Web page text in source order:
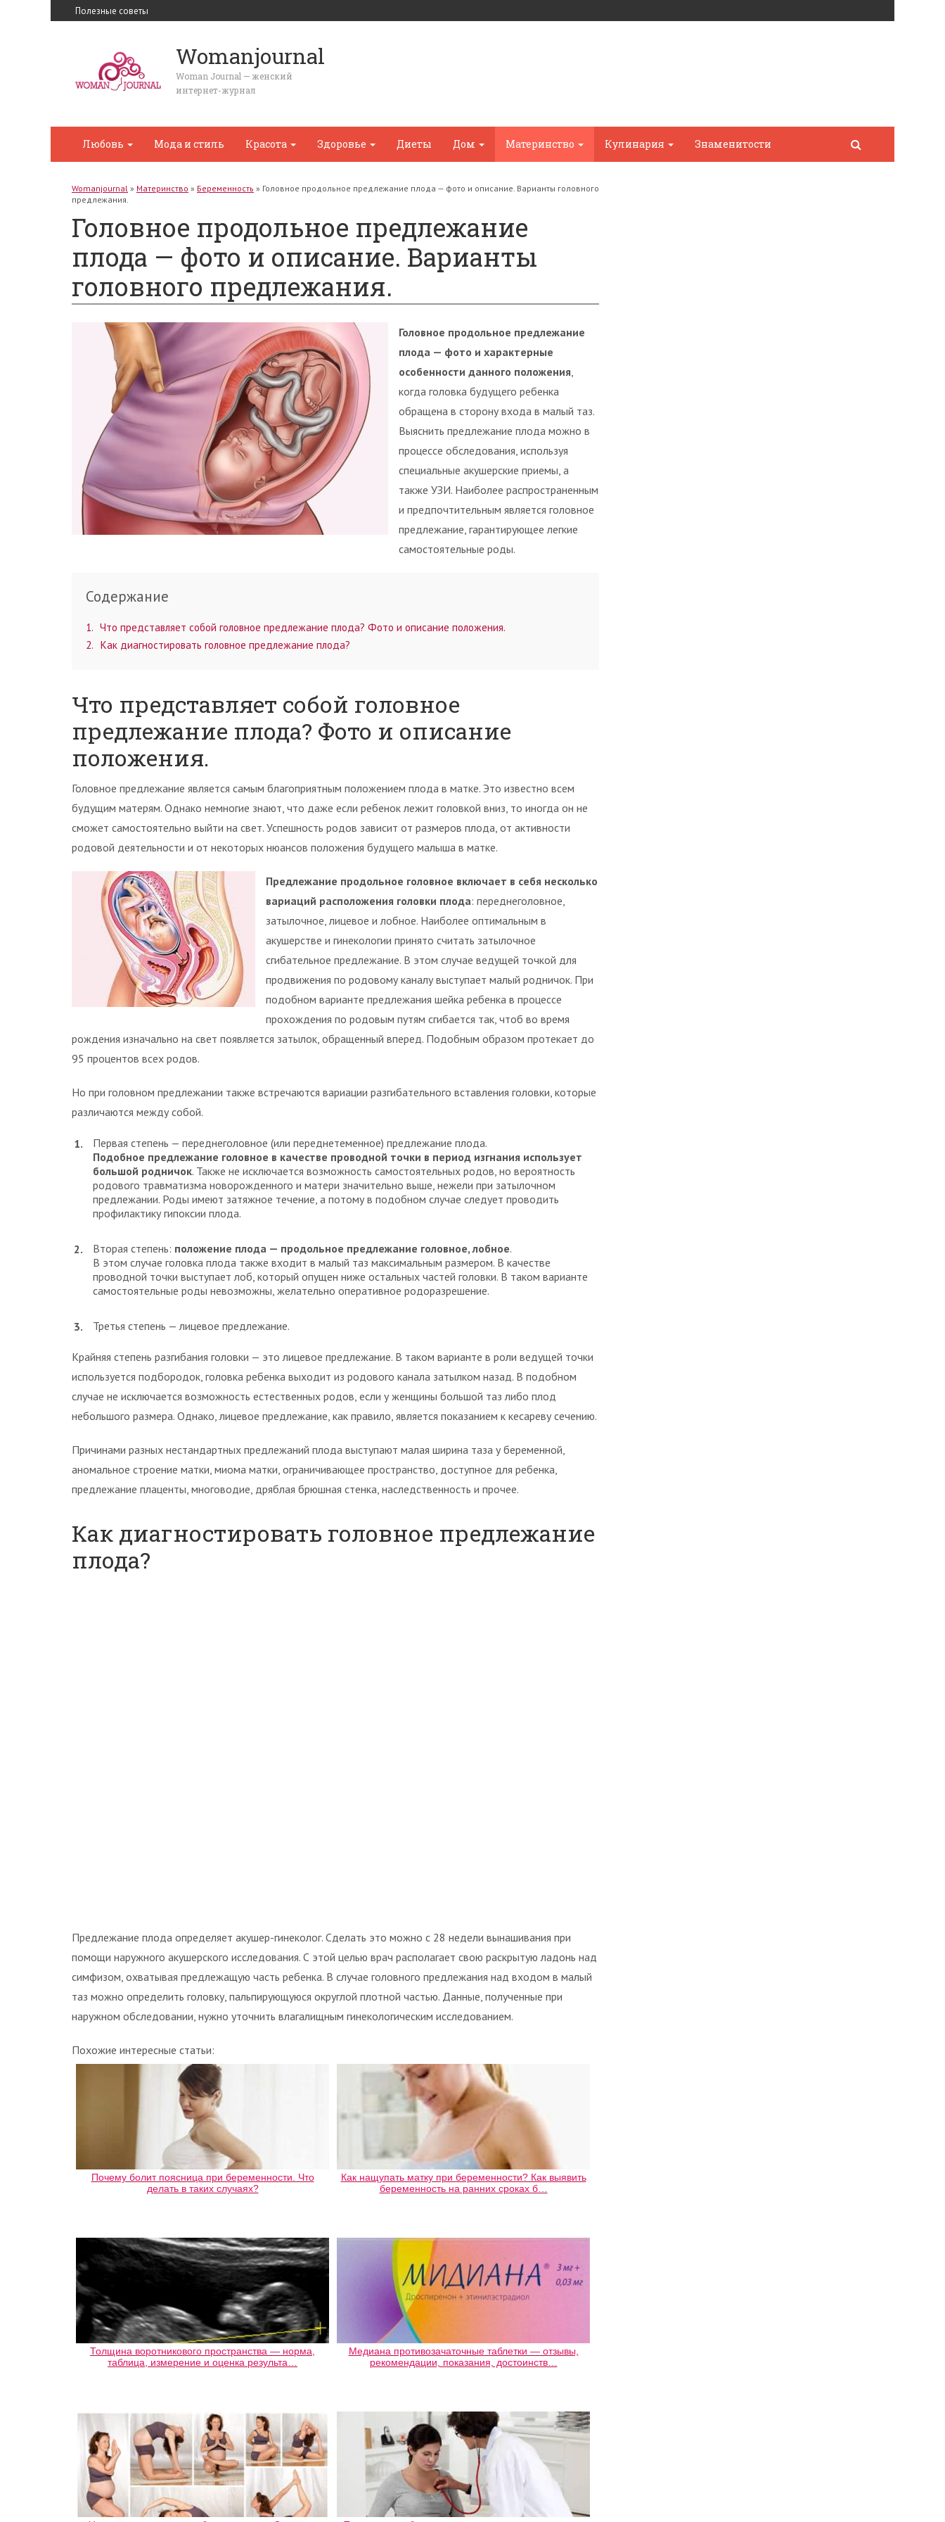
Полезные советы
Womanjournal
Woman Journal — женский
интернет-журнал
Любовь Мода и стиль Красота Здоровье Диеты Дом Материнство Кулинария Знаменитости
Womanjournal » Материнство » Беременность » Головное продольное предлежание плода — фото и описание. Варианты головного
предлежания.
Головное продольное предлежание
плода — фото и описание. Варианты
головного предлежания.
Головное продольное предлежание
плода — фото и характерные
особенности данного положения,
когда головка будущего ребенка
обращена в сторону входа в малый таз.
Выяснить предлежание плода можно в
процессе обследования, используя
специальные акушерские приемы, а
также УЗИ. Наиболее распространенным
и предпочтительным является головное
предлежание, гарантирующее легкие
самостоятельные роды.
Содержание
1
Что представляет собой головное предлежание плода? Фото и описание положения.
2
Как диагностировать головное предлежание плода?
Что представляет собой головное
предлежание плода? Фото и описание
положения.
Головное предлежание является самым благоприятным положением плода в матке. Это известно всем
будущим матерям. Однако немногие знают, что даже если ребенок лежит головкой вниз, то иногда он не
сможет самостоятельно выйти на свет. Успешность родов зависит от размеров плода, от активности
родовой деятельности и от некоторых нюансов положения будущего малыша в матке.
Предлежание продольное головное включает в себя несколько
вариаций расположения головки плода: переднеголовное,
затылочное, лицевое и лобное. Наиболее оптимальным в
акушерстве и гинекологии принято считать затылочное
сгибательное предлежание. В этом случае ведущей точкой для
продвижения по родовому каналу выступает малый родничок. При
подобном варианте предлежания шейка ребенка в процессе
прохождения по родовым путям сгибается так, чтоб во время
рождения изначально на свет появляется затылок, обращенный вперед. Подобным образом протекает до
95 процентов всех родов.
Но при головном предлежании также встречаются вариации разгибательного вставления головки, которые
различаются между собой.
Первая степень — переднеголовное (или переднетеменное) предлежание плода.
Подобное предлежание головное в качестве проводной точки в период изгнания использует
большой родничок. Также не исключается возможность самостоятельных родов, но вероятность
родового травматизма новорожденного и матери значительно выше, нежели при затылочном
предлежании. Роды имеют затяжное течение, а потому в подобном случае следует проводить
профилактику гипоксии плода.
Вторая степень: положение плода — продольное предлежание головное, лобное.
В этом случае головка плода также входит в малый таз максимальным размером. В качестве
проводной точки выступает лоб, который опущен ниже остальных частей головки. В таком варианте
самостоятельные роды невозможны, желательно оперативное родоразрешение.
Третья степень — лицевое предлежание.
Крайняя степень разгибания головки — это лицевое предлежание. В таком варианте в роли ведущей точки
используется подбородок, головка ребенка выходит из родового канала затылком назад. В подобном
случае не исключается возможность естественных родов, если у женщины большой таз либо плод
небольшого размера. Однако, лицевое предлежание, как правило, является показанием к кесареву сечению.
Причинами разных нестандартных предлежаний плода выступают малая ширина таза у беременной,
аномальное строение матки, миома матки, ограничивающее пространство, доступное для ребенка,
предлежание плаценты, многоводие, дряблая брюшная стенка, наследственность и прочее.
Как диагностировать головное предлежание
плода?
Предлежание плода определяет акушер-гинеколог. Сделать это можно с 28 недели вынашивания при
помощи наружного акушерского исследования. С этой целью врач располагает свою раскрытую ладонь над
симфизом, охватывая предлежащую часть ребенка. В случае головного предлежания над входом в малый
таз можно определить головку, пальпирующуюся округлой плотной частью. Данные, полученные при
наружном обследовании, нужно уточнить влагалищным гинекологическим исследованием.
Похожие интересные статьи:
Почему болит поясница при беременности. Что
делать в таких случаях?
Как нащупать матку при беременности? Как выявить
беременность на ранних сроках б…
Толщина воротникового пространства — норма,
таблица, измерение и оценка результа…
Медиана противозачаточные таблетки — отзывы,
рекомендации, показания, достоинств…